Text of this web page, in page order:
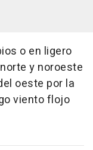
o en ligero
y noroeste
oeste por la
viento flojo